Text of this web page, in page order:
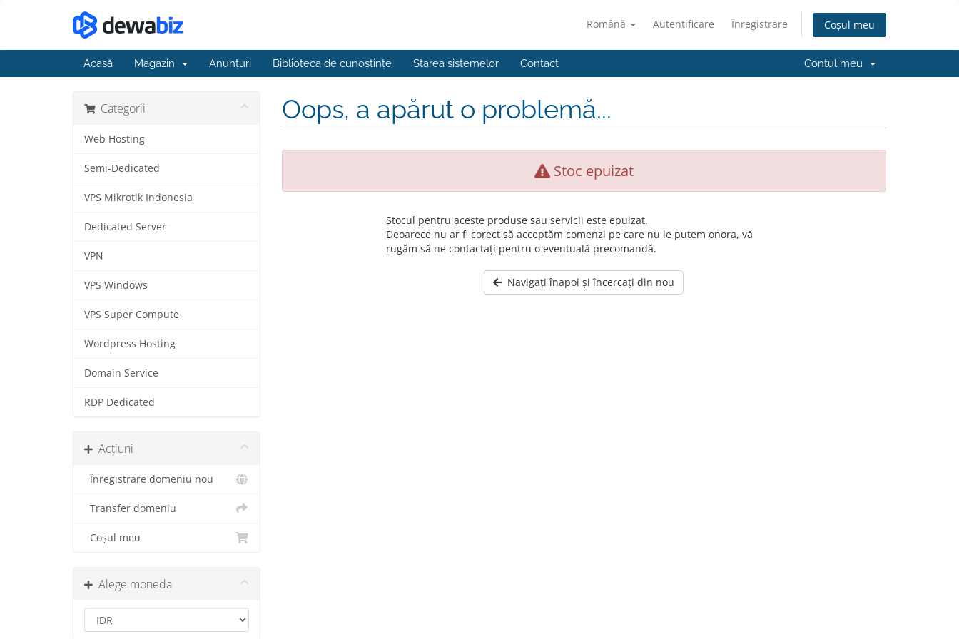
Română Autentificare Înregistrare Coșul meu
Acasă Magazin Anunțuri Biblioteca de cunoștințe Starea sistemelor Contact Contul meu
Categorii
Web Hosting
Semi-Dedicated
VPS Mikrotik Indonesia
Dedicated Server
VPN
VPS Windows
VPS Super Compute
Wordpress Hosting
Domain Service
RDP Dedicated
Acțiuni
Înregistrare domeniu nou
Transfer domeniu
Coșul meu
Alege moneda
Oops, a apărut o problemă...
Stoc epuizat
Stocul pentru aceste produse sau servicii este epuizat.
Deoarece nu ar fi corect să acceptăm comenzi pe care nu le putem onora, vă
rugăm să ne contactați pentru o eventuală precomandă.
Navigați înapoi și încercați din nou